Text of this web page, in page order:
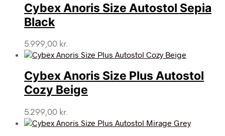
Cybex Anoris Size Autostol Sepia
Black
5.999,00 kr.
Cybex Anoris Size Plus Autostol
Cozy Beige
5.299,00 kr.